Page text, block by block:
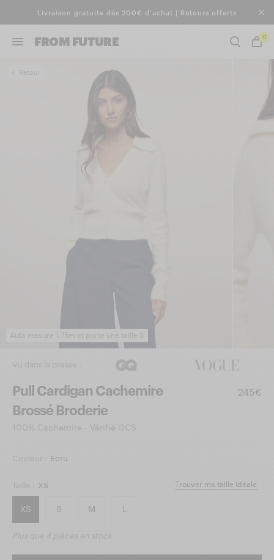
Livraison gratuite dès 200€ d'achat | Retours offerts
FROM FUTURE 0
Retour
Aida mesure 1,75m et porte une taille S
Vu dans la presse :
Pull Cardigan Cachemire
Brossé Broderie
100% Cachemire - Vérifié GCS
245€
Couleur : Ecru
Taille : XS
XS S M L
Trouver ma taille idéale
Plus que 4 pièces en stock